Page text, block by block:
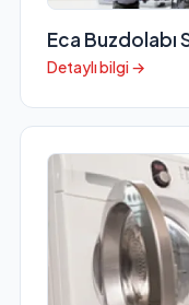
Eca Buzdolabı
Detaylı bilgi →